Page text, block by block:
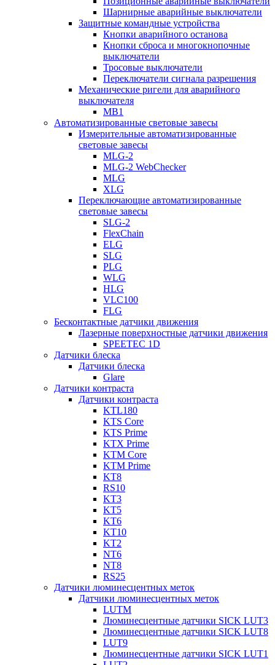
Шарнирные аварийные выключатели
Защитные командные устройства
Кнопки аварийного останова
Кнопки сброса и многокнопочные
выключатели
Тросовые выключатели
Переключатели сигнала разрешения
Механические ригели для аварийного
выключателя
MB1
Автоматизированные световые завесы
Измерительные автоматизированные
световые завесы
MLG-2
MLG-2 WebChecker
MLG
XLG
Переключающие автоматизированные
световые завесы
SLG-2
FlexChain
ELG
SLG
PLG
WLG
HLG
VLC100
FLG
Бесконтактные датчики движения
Лазерные поверхностные датчики движения
SPEETEC 1D
Датчики блеска
Датчики блеска
Glare
Датчики контраста
Датчики контраста
KTL180
KTS Core
KTS Prime
KTX Prime
KTM Core
KTM Prime
KT8
RS10
KT3
KT5
KT6
KT10
KT2
NT6
NT8
RS25
Датчики люминесцентных меток
Датчики люминесцентных меток
LUTM
Люминесцентные датчики SICK LUT3
Люминесцентные датчики SICK LUT8
LUT9
Люминесцентные датчики SICK LUT1